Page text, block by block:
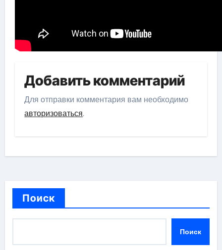
Добавить комментарий
Для отправки комментария вам необходимо
авторизоваться.
Поиск
Поиск